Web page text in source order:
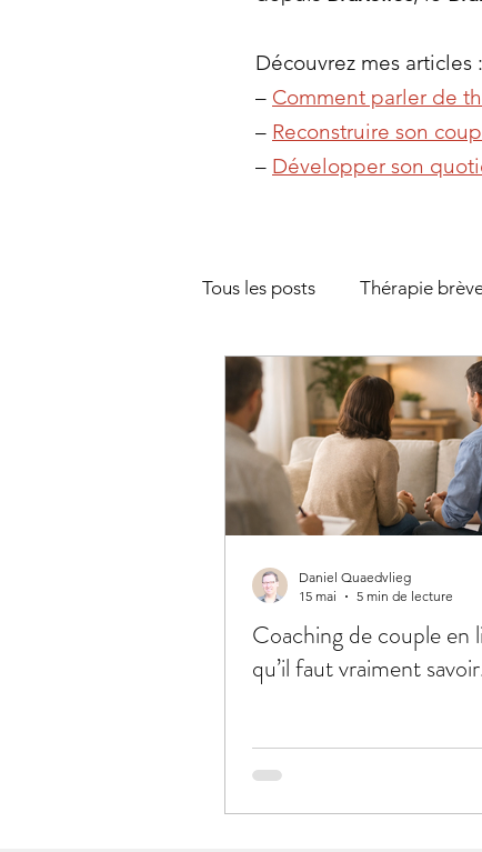
Tous les posts Thérapie
Couple et séparation
Communication
Coaching de couple en
qu’il faut vraiment
Daniel Quaedvlieg
15 mai
5 min de lecture
Découvrez mes articles :
– Comment parler de
– Reconstruire son
– Développer son